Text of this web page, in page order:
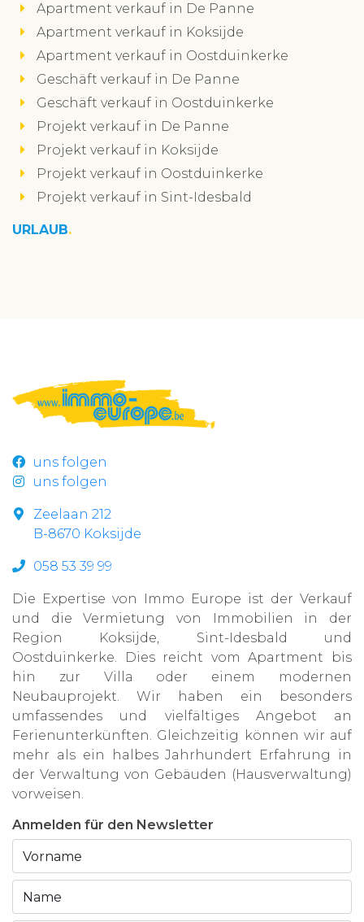
Apartment verkauf in De Panne
Apartment verkauf in Koksijde
Apartment verkauf in Oostduinkerke
Geschäft verkauf in De Panne
Geschäft verkauf in Oostduinkerke
Projekt verkauf in De Panne
Projekt verkauf in Koksijde
Projekt verkauf in Oostduinkerke
Projekt verkauf in Sint-Idesbald
URLAUB
uns folgen
uns folgen
Zeelaan 212
B-8670 Koksijde
058 53 39 99
Die Expertise von Immo Europe ist der Verkauf
und die Vermietung von Immobilien in der
Region Koksijde, Sint-Idesbald und
Oostduinkerke. Dies reicht vom Apartment bis
hin zur Villa oder einem modernen
Neubauprojekt. Wir haben ein besonders
umfassendes und vielfältiges Angebot an
Ferienunterkünften. Gleichzeitig können wir auf
mehr als ein halbes Jahrhundert Erfahrung in
der Verwaltung von Gebäuden (Hausverwaltung)
vorweisen.
Anmelden für den Newsletter